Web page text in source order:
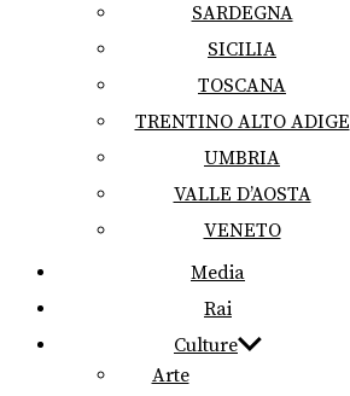
SARDEGNA
SICILIA
TOSCANA
TRENTINO ALTO ADIGE
UMBRIA
VALLE D’AOSTA
VENETO
Media
Rai
Culture
Arte